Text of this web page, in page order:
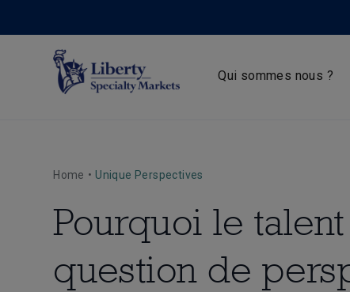
Qui sommes nous ?
Home • Unique Perspectives
Pourquoi le
question de